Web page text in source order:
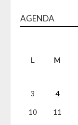
AGENDA
L M
3 4
10 11